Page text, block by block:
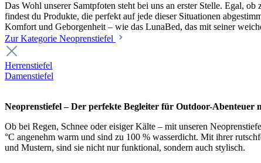
Das Wohl unserer Samtpfoten steht bei uns an erster Stelle. Egal,
findest du Produkte, die perfekt auf jede dieser Situationen
Komfort und Geborgenheit – wie das LunaBed, das mit seiner
Zur Kategorie Neoprenstiefel
Herrenstiefel
Damenstiefel
Neoprenstiefel – Der perfekte Begleiter für Outdoor-Abenteuer
Ob bei Regen, Schnee oder eisiger Kälte – mit unseren
°C angenehm warm und sind zu 100 % wasserdicht. Mit ihrer
und Mustern, sind sie nicht nur funktional, sondern auch stylisch.